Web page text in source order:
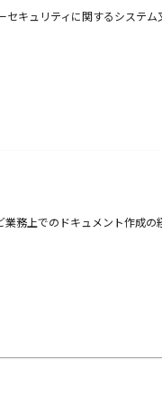
キュリティに関するシステム
務上でのドキュメント作成の